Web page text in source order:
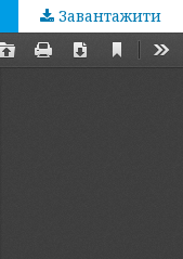
Завантажити